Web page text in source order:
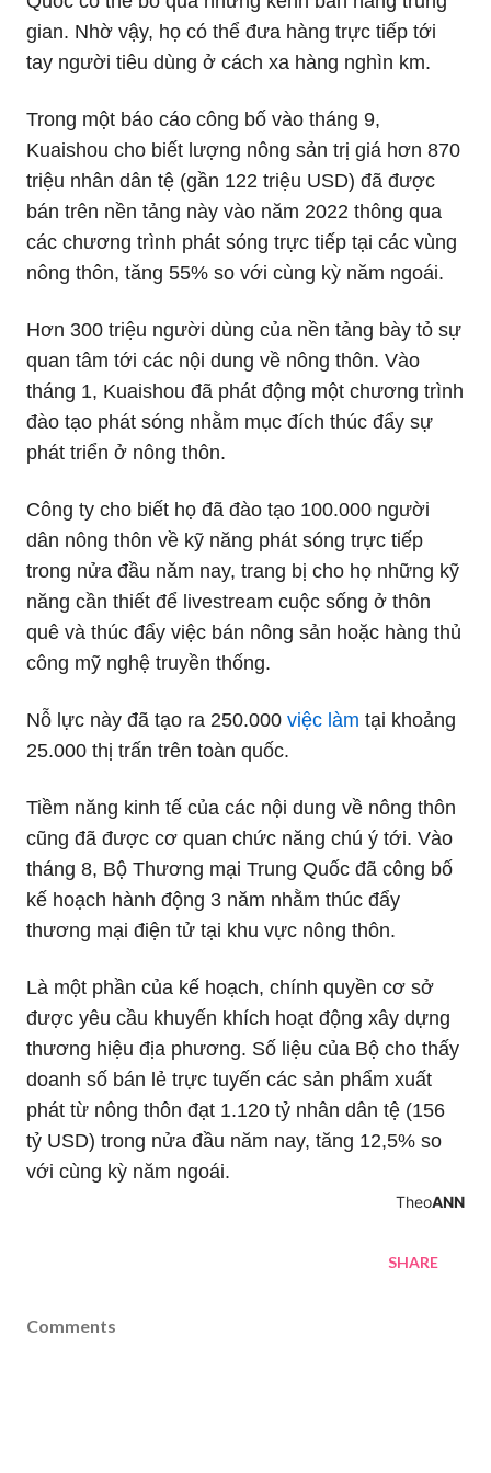
gian. Nhờ vậy, họ có thể đưa hàng trực tiếp tới
tay người tiêu dùng ở cách xa hàng nghìn km.
Trong một báo cáo công bố vào tháng 9,
Kuaishou cho biết lượng nông sản trị giá hơn 870
triệu nhân dân tệ (gần 122 triệu USD) đã được
bán trên nền tảng này vào năm 2022 thông qua
các chương trình phát sóng trực tiếp tại các vùng
nông thôn, tăng 55% so với cùng kỳ năm ngoái.
Hơn 300 triệu người dùng của nền tảng bày tỏ sự
quan tâm tới các nội dung về nông thôn. Vào
tháng 1, Kuaishou đã phát động một chương trình
đào tạo phát sóng nhằm mục đích thúc đẩy sự
phát triển ở nông thôn.
Công ty cho biết họ đã đào tạo 100.000 người
dân nông thôn về kỹ năng phát sóng trực tiếp
trong nửa đầu năm nay, trang bị cho họ những kỹ
năng cần thiết để livestream cuộc sống ở thôn
quê và thúc đẩy việc bán nông sản hoặc hàng thủ
công mỹ nghệ truyền thống.
Nỗ lực này đã tạo ra 250.000 việc làm tại khoảng
25.000 thị trấn trên toàn quốc.
Tiềm năng kinh tế của các nội dung về nông thôn
cũng đã được cơ quan chức năng chú ý tới. Vào
tháng 8, Bộ Thương mại Trung Quốc đã công bố
kế hoạch hành động 3 năm nhằm thúc đẩy
thương mại điện tử tại khu vực nông thôn.
Là một phần của kế hoạch, chính quyền cơ sở
được yêu cầu khuyến khích hoạt động xây dựng
thương hiệu địa phương. Số liệu của Bộ cho thấy
doanh số bán lẻ trực tuyến các sản phẩm xuất
phát từ nông thôn đạt 1.120 tỷ nhân dân tệ (156
tỷ USD) trong nửa đầu năm nay, tăng 12,5% so
với cùng kỳ năm ngoái.
TheoANN
SHARE
Comments